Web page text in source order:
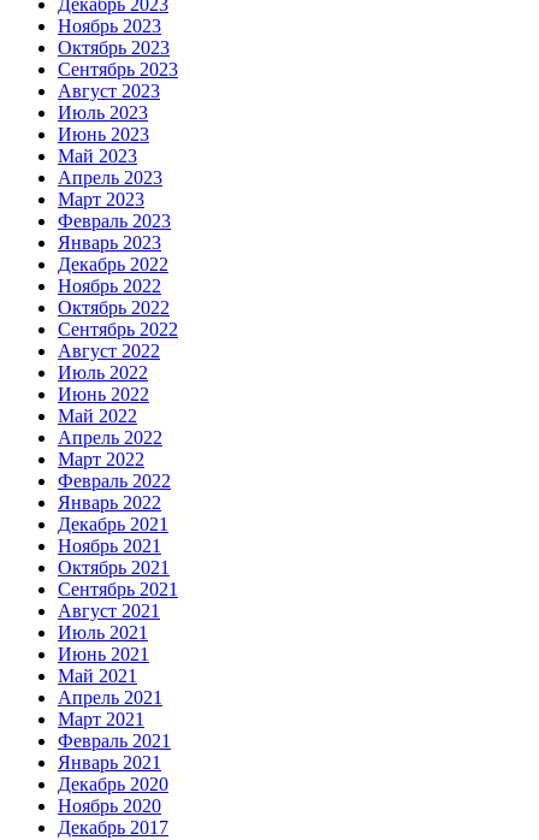
Декабрь 2023
Ноябрь 2023
Октябрь 2023
Сентябрь 2023
Август 2023
Июль 2023
Июнь 2023
Май 2023
Апрель 2023
Март 2023
Февраль 2023
Январь 2023
Декабрь 2022
Ноябрь 2022
Октябрь 2022
Сентябрь 2022
Август 2022
Июль 2022
Июнь 2022
Май 2022
Апрель 2022
Март 2022
Февраль 2022
Январь 2022
Декабрь 2021
Ноябрь 2021
Октябрь 2021
Сентябрь 2021
Август 2021
Июль 2021
Июнь 2021
Май 2021
Апрель 2021
Март 2021
Февраль 2021
Январь 2021
Декабрь 2020
Ноябрь 2020
Декабрь 2017